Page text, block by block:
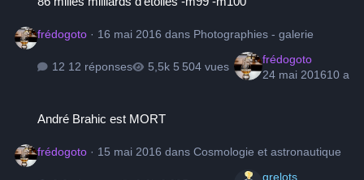
frédogoto · 16 mai 2016 dans Photographies - galerie
12 réponses 5 504 vues
frédogoto
24 mai 201610 a
André Brahic est MORT
frédogoto · 15 mai 2016 dansCosmologie et astronautique
grelots